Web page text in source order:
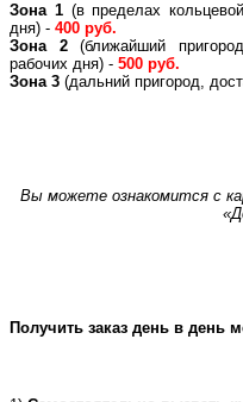
Зона 1(в пределах
дня) - 400 руб.
Зона 2(ближайший
рабочих дня) - 500 руб.
Зона 3 (дальний пригород,
Вы можете ознакомится с
Получить заказ день в день